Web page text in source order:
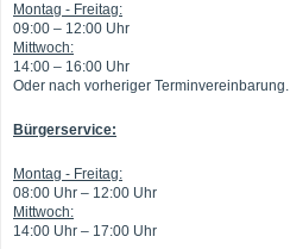
Montag - Freitag:
09:00 – 12:00 Uhr
Mittwoch:
14:00 – 16:00 Uhr
Oder nach vorheriger Terminvereinbarung.
Bürgerservice:
Montag - Freitag:
08:00 Uhr – 12:00 Uhr
Mittwoch:
14:00 Uhr – 17:00 Uhr